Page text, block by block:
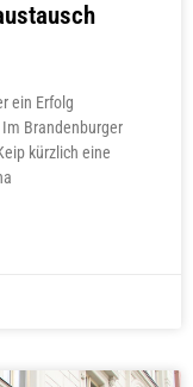
ein Erfolg
Brandenburger
kürzlich eine